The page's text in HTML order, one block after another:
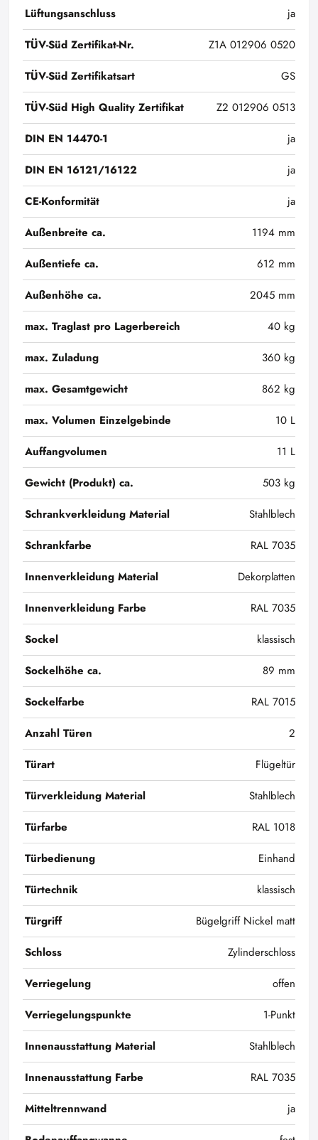
Lüftungsanschluss
ja
TÜV-Süd Zertifikat-Nr.
Z1A 012906 0520
TÜV-Süd Zertifikatsart
GS
TÜV-Süd High Quality Zertifikat
Z2 012906 0513
DIN EN 14470-1
ja
DIN EN 16121/16122
ja
CE-Konformität
ja
Außenbreite ca.
1194 mm
Außentiefe ca.
612 mm
Außenhöhe ca.
2045 mm
max. Traglast pro Lagerbereich
40 kg
max. Zuladung
360 kg
max. Gesamtgewicht
862 kg
max. Volumen Einzelgebinde
10 L
Auffangvolumen
11 L
Gewicht (Produkt) ca.
503 kg
Schrankverkleidung Material
Stahlblech
Schrankfarbe
RAL 7035
Innenverkleidung Material
Dekorplatten
Innenverkleidung Farbe
RAL 7035
Sockel
klassisch
Sockelhöhe ca.
89 mm
Sockelfarbe
RAL 7015
Anzahl Türen
2
Türart
Flügeltür
Türverkleidung Material
Stahlblech
Türfarbe
RAL 1018
Türbedienung
Einhand
Türtechnik
klassisch
Türgriff
Bügelgriff Nickel matt
Schloss
Zylinderschloss
Verriegelung
offen
Verriegelungspunkte
1-Punkt
Innenausstattung Material
Stahlblech
Innenausstattung Farbe
RAL 7035
Mitteltrennwand
ja